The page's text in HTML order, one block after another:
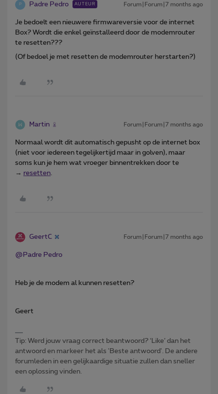
P Padre Pedro AUTEUR Forum|Forum|7 months ago
Je bedoelt een nieuwere firmwareversie voor de internet
Box? Wordt die enkel geïnstalleerd door de modemrouter
te resetten???
(Of bedoel je met resetten de modemrouter herstarten?)
Martin Forum|Forum|7 months ago
Normaal wordt dit automatisch gepusht op de internet box
(niet voor iedereen tegelijkertijd maar in golven), maar
soms kun je hem wat vroeger binnentrekken door te
→ resetten
GeertC Forum|Forum|7 months ago
@Padre Pedro
Heb je de modem al kunnen resetten?
Geert
Tip: Werd jouw vraag correct beantwoord? ‘Like’ dan het
antwoord en markeer het als 'Beste antwoord'. De andere
forumleden in een gelijkaardige situatie zullen dan sneller
een oplossing vinden.